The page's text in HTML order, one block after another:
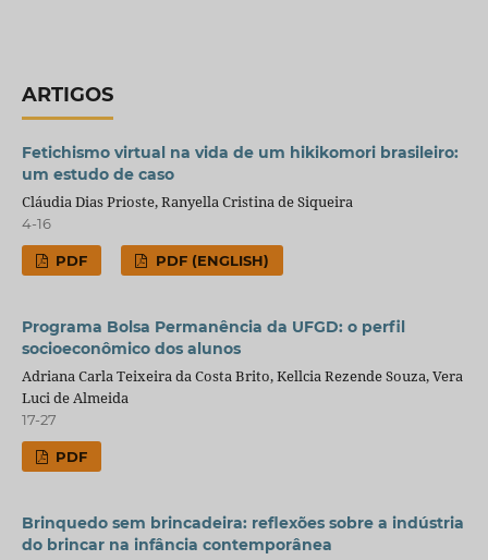
ARTIGOS
Fetichismo virtual na vida de um hikikomori brasileiro:
um estudo de caso
Cláudia Dias Prioste, Ranyella Cristina de Siqueira
4-16
PDF PDF (ENGLISH)
Programa Bolsa Permanência da UFGD: o perfil
socioeconômico dos alunos
Adriana Carla Teixeira da Costa Brito, Kellcia Rezende Souza, Vera
Luci de Almeida
17-27
PDF
Brinquedo sem brincadeira: reflexões sobre a indústria
do brincar na infância contemporânea